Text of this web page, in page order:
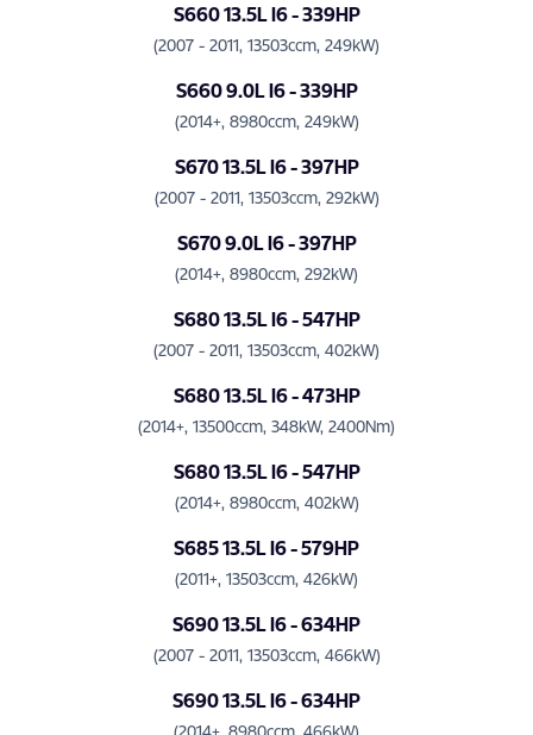
S660 13.5L I6 - 339HP
(2007 - 2011, 13503ccm, 249kW)
S660 9.0L I6 - 339HP
(2014+, 8980ccm, 249kW)
S670 13.5L I6 - 397HP
(2007 - 2011, 13503ccm, 292kW)
S670 9.0L I6 - 397HP
(2014+, 8980ccm, 292kW)
S680 13.5L I6 - 547HP
(2007 - 2011, 13503ccm, 402kW)
S680 13.5L I6 - 473HP
(2014+, 13500ccm, 348kW, 2400Nm)
S680 13.5L I6 - 547HP
(2014+, 8980ccm, 402kW)
S685 13.5L I6 - 579HP
(2011+, 13503ccm, 426kW)
S690 13.5L I6 - 634HP
(2007 - 2011, 13503ccm, 466kW)
S690 13.5L I6 - 634HP